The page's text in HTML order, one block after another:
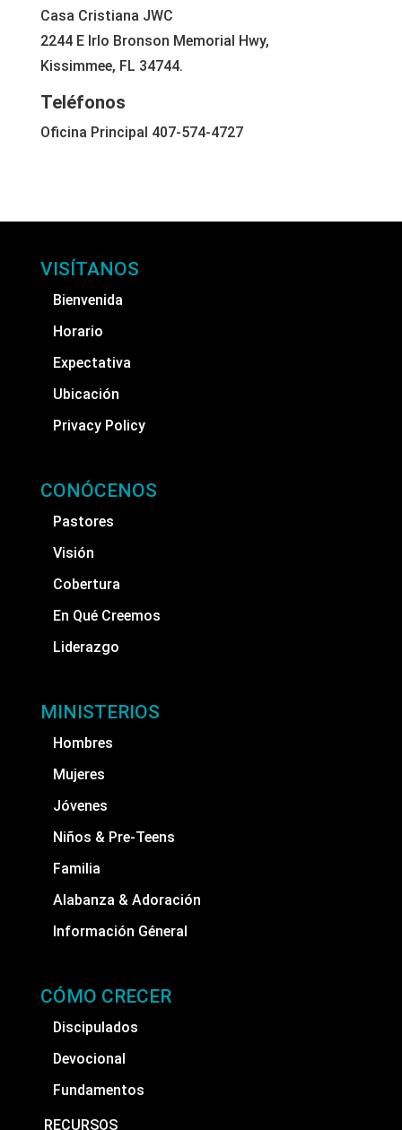
Casa Cristiana JWC
2244 E Irlo Bronson Memorial Hwy,
Kissimmee, FL 34744.
Teléfonos
Oficina Principal 407-574-4727
VISÍTANOS
Bienvenida
Horario
Expectativa
Ubicación
Privacy Policy
CONÓCENOS
Pastores
Visión
Cobertura
En Qué Creemos
Liderazgo
MINISTERIOS
Hombres
Mujeres
Jóvenes
Niños & Pre-Teens
Familia
Alabanza & Adoración
Información Géneral
CÓMO CRECER
Discipulados
Devocional
Fundamentos
RECURSOS